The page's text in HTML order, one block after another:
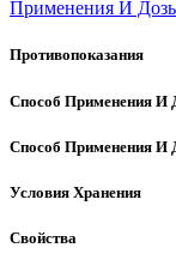
Применения И
Противопоказания
Способ Применения И
Способ Применения И
Условия Хранения
Свойства